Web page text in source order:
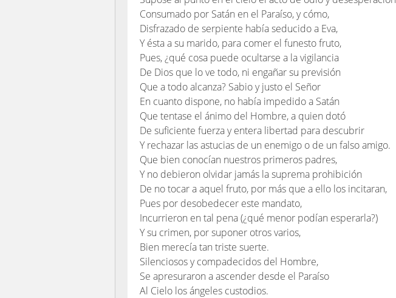
Consumado por Satán en el Paraíso, y cómo,
Disfrazado de serpiente había seducido a Eva,
Y ésta a su marido, para comer el funesto fruto,
Pues, ¿qué cosa puede ocultarse a la vigilancia
De Dios que lo ve todo, ni engañar su previsión
Que a todo alcanza? Sabio y justo el Señor
En cuanto dispone, no había impedido a Satán
Que tentase el ánimo del Hombre, a quien dotó
De suficiente fuerza y entera libertad para descubrir
Y rechazar las astucias de un enemigo o de un falso amigo.
Que bien conocían nuestros primeros padres,
Y no debieron olvidar jamás la suprema prohibición
De no tocar a aquel fruto, por más que a ello los incitaran,
Pues por desobedecer este mandato,
Incurrieron en tal pena (¿qué menor podían esperarla?)
Y su crimen, por suponer otros varios,
Bien merecía tan triste suerte.
Silenciosos y compadecidos del Hombre,
Se apresuraron a ascender desde el Paraíso
Al Cielo los ángeles custodios.